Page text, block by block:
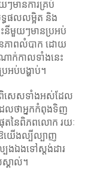
មានការគ្រប់
ធផលលម្អិត និង
ះនីមួយៗមានប្រអប់
នភាពលំបាក ដោយ
ណាក់កាលទាំងនេះ
អប់បង្ហាប់។
ពិសេសទាំងអស់ដែល
លថាអ្នកកំពុងទិញ
តនៃពិភពលោក រយៈ
យើង​ល្បីល្បាញ​
ង​ឯង​ទៅ​ស្តង់ដារ​
ស្គាល់។